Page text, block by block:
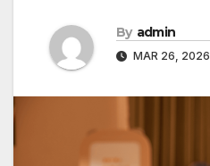
By admin
MAR 26, 2026